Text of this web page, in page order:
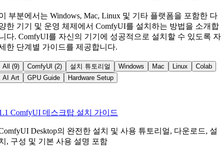
부분에서는 Windows, Mac, Linux 및 기타 플랫폼을 포함한 다
한 기기 및 운영 체제에서 ComfyUI를 설치하는 방법을 소개합
다. ComfyUI를 자신의 기기에 성공적으로 설치할 수 있도록 자
한 단계별 가이드를 제공합니다.
All (9) ComfyUI (2) 설치 튜토리얼 Windows Mac Linux
Colab
AI Art
GPU Guide Hardware Setup
ComfyUI 데스크탑 설치 가이드
Desktop의 완전한 설치 및 사용 튜토리얼, 다운로드, 설
, 구성 및 기본 사용 설명 포함